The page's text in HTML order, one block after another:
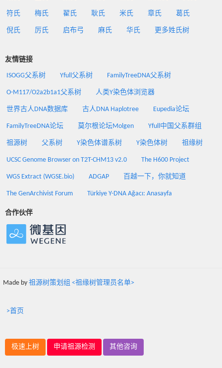
符氏 梅氏 翟氏 耿氏 米氏 章氏 葛氏
倪氏 厉氏 启布弓 麻氏 华氏 更多姓氏树
友情链接
ISOGG父系树 Yfull父系树 FamilyTreeDNA父系树
O-M117/O2a2b1a1父系树 人类Y染色体浏览器
世界古人DNA数据库 古人DNA Haplotree Eupedia论坛
FamilyTreeDNA论坛 莫尔根论坛Molgen Yfull中国父系群组
祖源树 父系树 Y染色体谱系树 Y染色体树 祖缘树
UCSC Genome Browser on T2T-CHM13 v2.0 The H600 Project
WGS Extract (WGSE.bio) ADGAP 百越一下，你就知道
The GenArchivist Forum Türkiye Y-DNA Ağacı: Anasayfa
合作伙伴
Made by 祖源树策划组 <祖缘树管理员名单>
>首页
极速上树 申请祖源检测 其他咨询